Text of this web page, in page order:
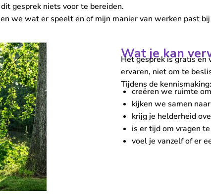
gesprek niets voor te bereiden.
we wat er speelt en of mijn manier van werken past
Wat je kan
Het gesprek is gratis en
ervaren, niet om te
Tijdens de kennismaking:
creëren we ruimte
kijken we samen
krijg je helderheid
is er tijd om vragen
voel je vanzelf of er